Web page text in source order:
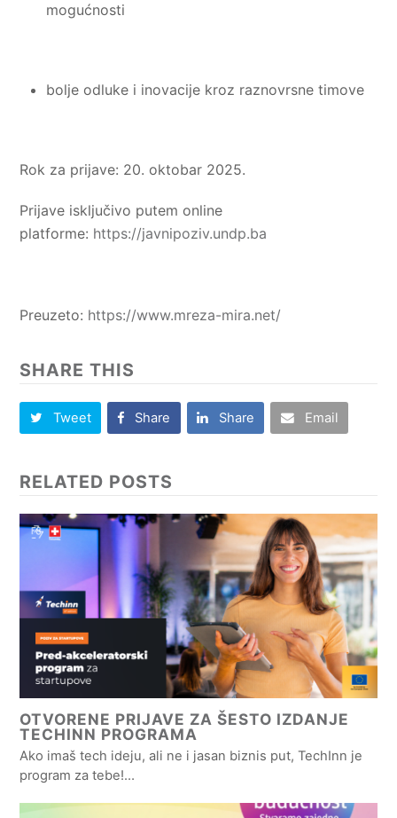
mogućnosti
bolje odluke i inovacije kroz raznovrsne timove
Rok za prijave: 20. oktobar 2025.
Prijave isključivo putem online
platforme: https://javnipoziv.undp.ba
Preuzeto: https://www.mreza-mira.net/
SHARE THIS
Tweet Share Share Email
RELATED POSTS
OTVORENE PRIJAVE ZA ŠESTO IZDANJE
TECHINN PROGRAMA
Ako imaš tech ideju, ali ne i jasan biznis put, TechInn je
program za tebe!…